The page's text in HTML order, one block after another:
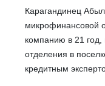
Карагандинец
микрофинансовой
компанию в 21 год,
отделения в
кредитным